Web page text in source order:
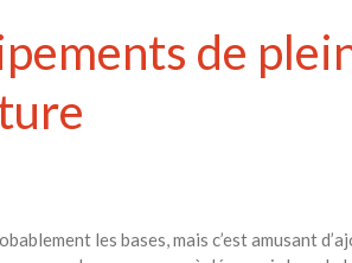
de
les bases, mais c’est amusant